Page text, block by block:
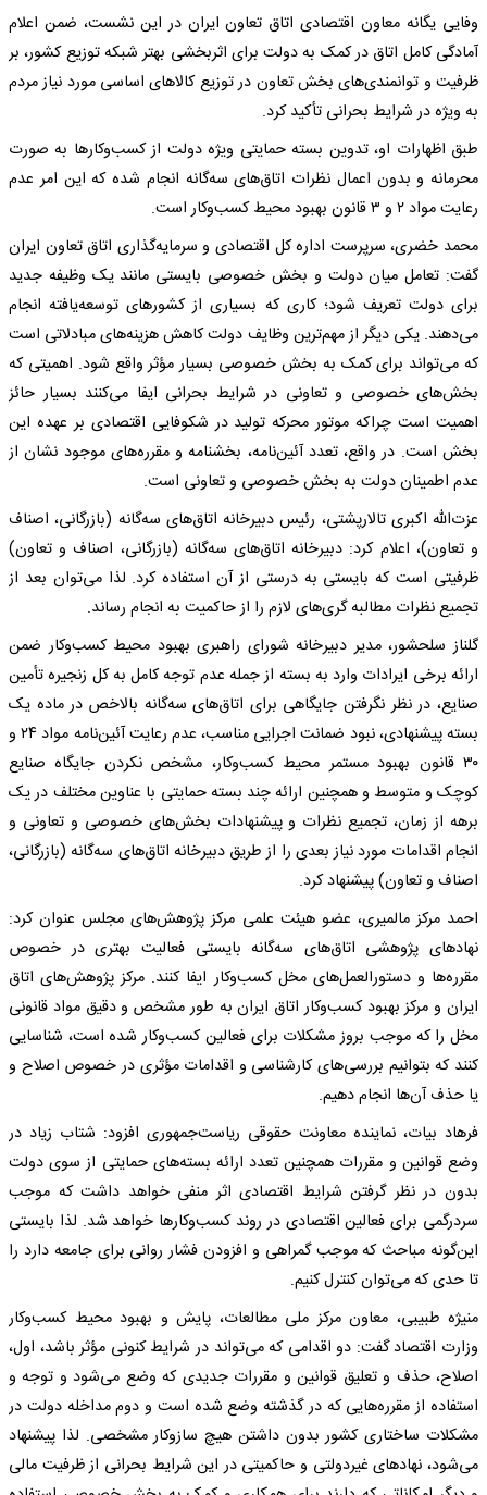
وفایی یگانه معاون اقتصادی اتاق تعاون ایران در این نشست، ضمن اعلام
آمادگی کامل اتاق در کمک به دولت برای اثربخشی بهتر شبکه توزیع کشور، بر
ظرفیت و توانمندی‌های بخش تعاون در توزیع کالاهای اساسی مورد نیاز مردم
به ویژه در شرایط بحرانی تأکید کرد.
طبق اظهارات او، تدوین بسته حمایتی ویژه دولت از کسب‌وکارها به صورت
محرمانه و بدون اعمال نظرات اتاق‌های سه‌گانه انجام شده که این امر عدم
رعایت مواد ۲ و ۳ قانون بهبود محیط کسب‌وکار است.
محمد خضری، سرپرست اداره کل اقتصادی و سرمایه‌گذاری اتاق تعاون ایران
گفت: تعامل میان دولت و بخش خصوصی بایستی مانند یک وظیفه جدید
برای دولت تعریف شود؛ کاری که بسیاری از کشورهای توسعه‌یافته انجام
می‌دهند. یکی دیگر از مهم‌ترین وظایف دولت کاهش هزینه‌های مبادلاتی است
که می‌تواند برای کمک به بخش خصوصی بسیار مؤثر واقع شود. اهمیتی که
بخش‌های خصوصی و تعاونی در شرایط بحرانی ایفا می‌کنند بسیار حائز
اهمیت است چراکه موتور محرکه تولید در شکوفایی اقتصادی بر عهده این
بخش است. در واقع، تعدد آئین‌نامه، بخشنامه و مقرره‌های موجود نشان از
عدم اطمینان دولت به بخش خصوصی و تعاونی است.
عزت‌الله اکبری تالارپشتی، رئیس دبیرخانه اتاق‌های سه‌گانه (بازرگانی، اصناف
و تعاون)، اعلام کرد: دبیرخانه اتاق‌های سه‌گانه (بازرگانی، اصناف و تعاون)
ظرفیتی است که بایستی به درستی از آن استفاده کرد. لذا می‌توان بعد از
تجمیع نظرات مطالبه گری‌های لازم را از حاکمیت به انجام رساند.
گلناز سلحشور، مدیر دبیرخانه شورای راهبری بهبود محیط کسب‌وکار ضمن
ارائه برخی ایرادات وارد به بسته از جمله عدم توجه کامل به کل زنجیره تأمین
صنایع، در نظر نگرفتن جایگاهی برای اتاق‌های سه‌گانه بالاخص در ماده یک
بسته پیشنهادی، نبود ضمانت اجرایی مناسب، عدم رعایت آئین‌نامه مواد ۲۴ و
۳۰ قانون بهبود مستمر محیط کسب‌وکار، مشخص نکردن جایگاه صنایع
کوچک و متوسط و همچنین ارائه چند بسته حمایتی با عناوین مختلف در یک
برهه از زمان، تجمیع نظرات و پیشنهادات بخش‌های خصوصی و تعاونی و
انجام اقدامات مورد نیاز بعدی را از طریق دبیرخانه اتاق‌های سه‌گانه (بازرگانی،
اصناف و تعاون) پیشنهاد کرد.
احمد مرکز مالمیری، عضو هیئت علمی مرکز پژوهش‌های مجلس عنوان کرد:
نهادهای پژوهشی اتاق‌های سه‌گانه بایستی فعالیت بهتری در خصوص
مقرره‌ها و دستورالعمل‌های مخل کسب‌وکار ایفا کنند. مرکز پژوهش‌های اتاق
ایران و مرکز بهبود کسب‌وکار اتاق ایران به طور مشخص و دقیق مواد قانونی
مخل را که موجب بروز مشکلات برای فعالین کسب‌وکار شده است، شناسایی
کنند که بتوانیم بررسی‌های کارشناسی و اقدامات مؤثری در خصوص اصلاح و
یا حذف آن‌ها انجام دهیم.
فرهاد بیات، نماینده معاونت حقوقی ریاست‌جمهوری افزود: شتاب زیاد در
وضع قوانین و مقررات همچنین تعدد ارائه بسته‌های حمایتی از سوی دولت
بدون در نظر گرفتن شرایط اقتصادی اثر منفی خواهد داشت که موجب
سردرگمی برای فعالین اقتصادی در روند کسب‌وکارها خواهد شد. لذا بایستی
این‌گونه مباحث که موجب گمراهی و افزودن فشار روانی برای جامعه دارد را
تا حدی که می‌توان کنترل کنیم.
منیژه طبیبی، معاون مرکز ملی مطالعات، پایش و بهبود محیط کسب‌وکار
وزارت اقتصاد گفت: دو اقدامی که می‌تواند در شرایط کنونی مؤثر باشد، اول،
اصلاح، حذف و تعلیق قوانین و مقررات جدیدی که وضع می‌شود و توجه و
استفاده از مقرره‌هایی که در گذشته وضع شده است و دوم مداخله دولت در
مشکلات ساختاری کشور بدون داشتن هیچ سازوکار مشخصی. لذا پیشنهاد
می‌شود، نهادهای غیردولتی و حاکمیتی در این شرایط بحرانی از ظرفیت مالی